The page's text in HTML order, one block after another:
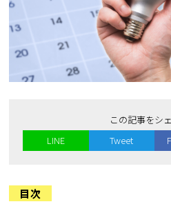
この記事をシ
LINE
Tweet
目次